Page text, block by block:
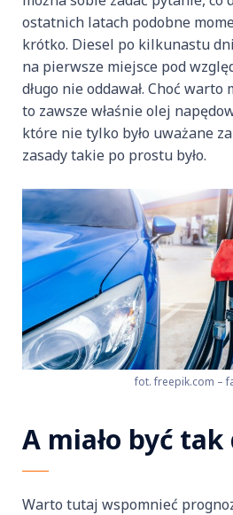
ostatnich latach podobne
krótko. Diesel po kilkunastu
na pierwsze miejsce pod
długo nie oddawał. Choć
to zawsze właśnie olej
które nie tylko było uważane
zasady takie po prostu było.
fot. freepik.com –
A miało być
Warto tutaj wspomnieć